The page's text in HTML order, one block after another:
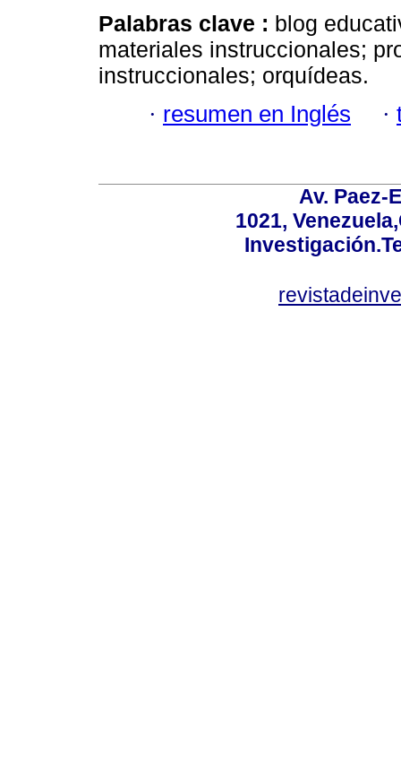
Palabras clave : blog
materiales instruccionales;
instruccionales; orquídeas.
· resumen en Inglés ·
Av. Paez-
1021,